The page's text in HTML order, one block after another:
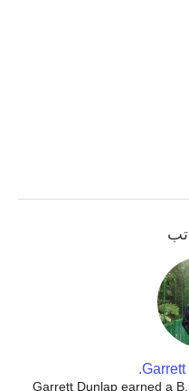
Garrett
Garrett Dunlap earned a